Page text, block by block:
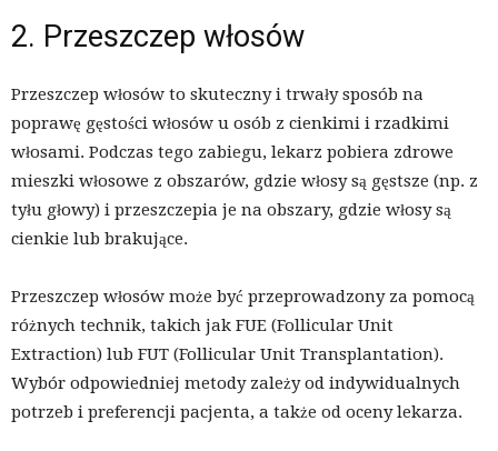
2. Przeszczep włosów
Przeszczep włosów to skuteczny i trwały sposób na
poprawę gęstości włosów u osób z cienkimi i rzadkimi
włosami. Podczas tego zabiegu, lekarz pobiera zdrowe
mieszki włosowe z obszarów, gdzie włosy są gęstsze (np. z
tyłu głowy) i przeszczepia je na obszary, gdzie włosy są
cienkie lub brakujące.
Przeszczep włosów może być przeprowadzony za pomocą
różnych technik, takich jak FUE (Follicular Unit
Extraction) lub FUT (Follicular Unit Transplantation).
Wybór odpowiedniej metody zależy od indywidualnych
potrzeb i preferencji pacjenta, a także od oceny lekarza.